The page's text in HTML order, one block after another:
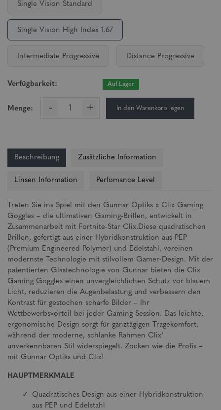
Single Vision Standard
Single Vision High Index 1.67
Intermediate Progressive Distance Progressive
Verfügbarkeit: Auf Lager
Menge: - + In den Warenkorb legen
Beschreibung Zusätzliche Information
Linsen Information Perfomance Level
Treten Sie ins Spiel mit den Gunnar Optiks x Clix Gaming
Goggles – die ultimativen Gaming-Brillen, entwickelt in
Zusammenarbeit mit Fortnite-Star Clix.Diese quadratischen
Brillen, gefertigt aus einer Hybridkonstruktion aus PEP
(Premium Engineered Polymer) und Edelstahl, vereinen
modernste Technologie mit stilvollem Gamer-Design. Mit der
patentierten Glastechnologie von Gunnar bieten die Clix
Gaming Goggles einen unvergleichlichen Schutz vor blauem
Licht, reduzieren die Augenbelastung und verbessern den
Kontrast für gestochen scharfe Bilder – Ihr
Wettbewerbsvorteil bei jeder Gaming-Session. Das leichte,
ergonomische Design sorgt für ganztägigen Tragekomfort,
während der moderne, schlanke Rahmen Clix‘
unverkennbaren Stil widerspiegelt. Zocken wie die Profis –
mit Gunnar Optiks und Clix!
HAUPTMERKMALE
Quadratisches Design aus einer Hybridkonstruktion
aus PEP und Edelstahl